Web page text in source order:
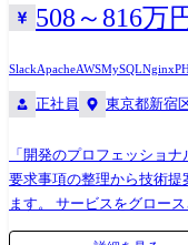
Firebase ・IoT機器管理シ
IoTなど) ・AIエージェント
RDSなど) プロジェクトでの開発においては主にソースコード管理にGit
ケーションツールとして
しい人ばかりです。 顧客の特徴 業界最大級のサービス運営会社として、
サービス向上に積極的な顧
全体サービスを理解して
コミュニケーション面)の
508～816万
SlackApacheAWSMySQLNginx
正社員 東京都新宿
「開発のプロフェッショ
要求事項の整理から技術提
ます。 サービスをグロースさせる技術提案・顧客折衝 顧客(事業主)の要
求に対し、技術的な実現可